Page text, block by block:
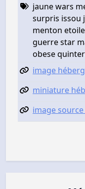
jaune wars
surpris issou
menton
guerre star
obese
image
miniature
image source